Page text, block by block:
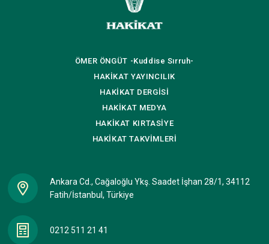
ÖMER ÖNGÜT -Kuddise Sırruh-
HAKİKAT YAYINCILIK
HAKİKAT DERGİSİ
HAKİKAT MEDYA
HAKİKAT KIRTASİYE
HAKİKATTAKVİMLERİ
Ankara Cd., Cağaloğlu Ykş. Saadet İşhan 28/1, 34112
Fatih/İstanbul, Türkiye
0212 511 21 41